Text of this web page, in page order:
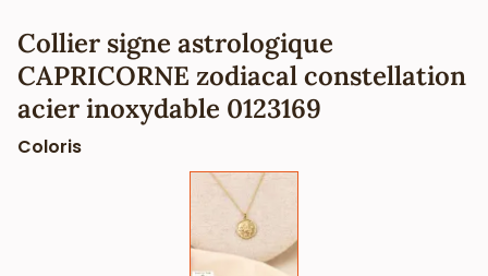
Collier signe astrologique
CAPRICORNE zodiacal constellation
acier inoxydable 0123169
Coloris